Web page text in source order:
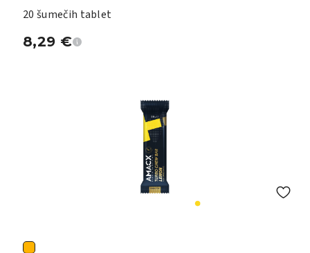
20 šumečih tablet
8,29 €